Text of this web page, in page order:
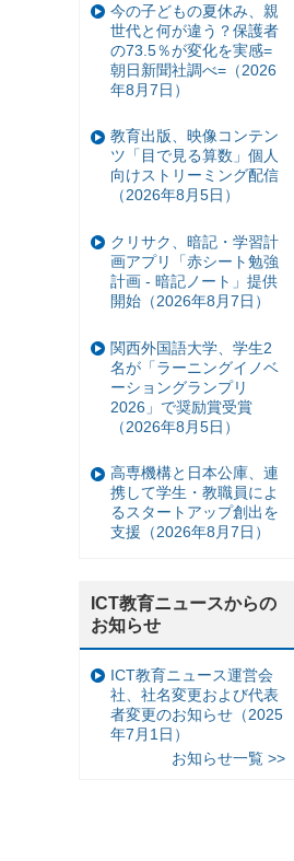
今の子どもの夏休み、親
世代と何が違う？保護者
の73.5％が変化を実感=
朝日新聞社調べ=（2026
年8月7日）
教育出版、映像コンテン
ツ「目で見る算数」個人
向けストリーミング配信
（2026年8月5日）
クリサク、暗記・学習計
画アプリ「赤シート勉強
計画 - 暗記ノート」提供
開始（2026年8月7日）
関西外国語大学、学生2
名が「ラーニングイノベ
ーショングランプリ
2026」で奨励賞受賞
（2026年8月5日）
高専機構と日本公庫、連
携して学生・教職員によ
るスタートアップ創出を
支援（2026年8月7日）
ICT教育ニュースからの
お知らせ
ICT教育ニュース運営会
社、社名変更および代表
者変更のお知らせ（2025
年7月1日）
お知らせ一覧 >>